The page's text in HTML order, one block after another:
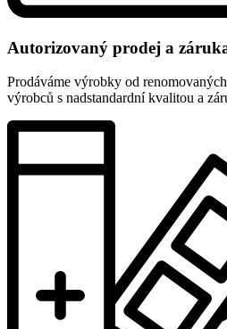
Autorizovaný prodej a
Prodáváme výrobky od
výrobců s nadstandardní kvalitou a